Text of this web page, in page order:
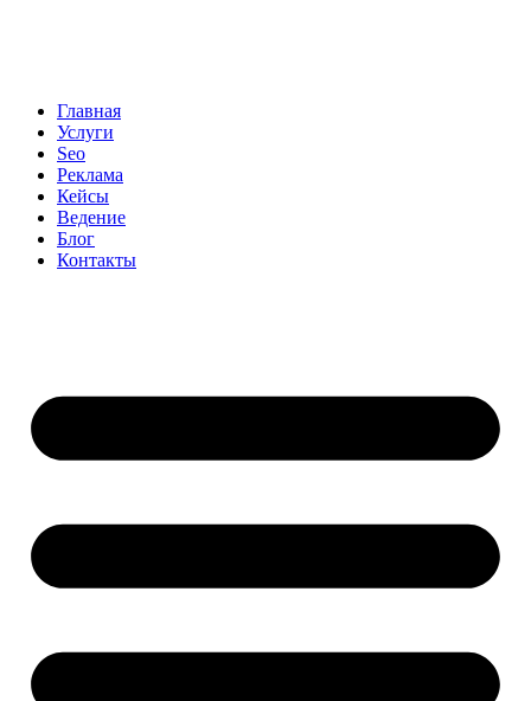
Главная
Услуги
Seo
Реклама
Кейсы
Ведение
Блог
Контакты